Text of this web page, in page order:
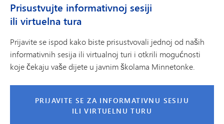
Prisustvujte informativnoj sesiji
ili virtuelna tura
Prijavite se ispod kako biste prisustvovali jednoj od naših
informativnih sesija ili virtualnoj turi i otkrili mogućnosti
koje čekaju vaše dijete u javnim školama Minnetonke.
PRIJAVITE SE ZA INFORMATIVNU SESIJU
ILI VIRTUELNU TURU